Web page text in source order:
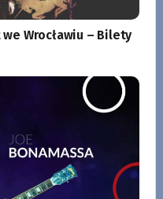
Wrocławiu – Bilety